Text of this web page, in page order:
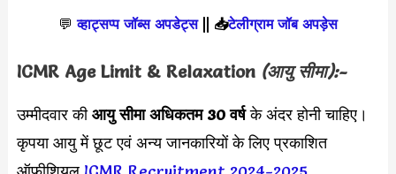
💬 व्हाट्सप्प जॉब्स अपडेट्स|| 📥टेलीग्राम जॉब अपड़ेस
ICMR Age Limit & Relaxation (आयु सीमा):-
उम्मीदवार कीआयु सीमा अधिकतम 30 वर्षके अंदर होनी चाहिए।
कृपया आयु में छूट एवं अन्य जानकारियों के लिए प्रकाशित